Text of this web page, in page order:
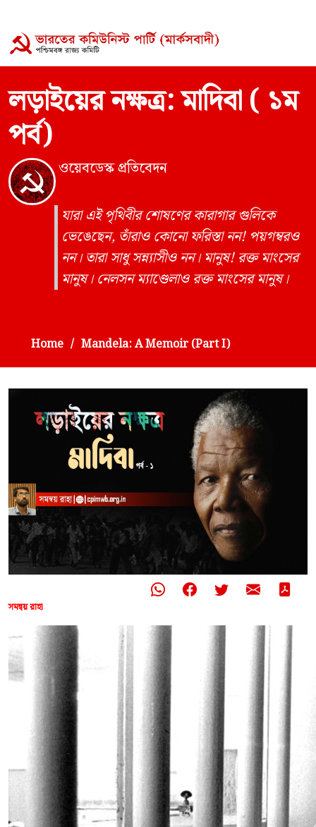
লড়াইয়ের নক্ষত্র: মাদিবা ( ১ম
পর্ব)
ওয়েবডেস্ক প্রতিবেদন
যারা এই পৃথিবীর শোষণের কারাগার গুলিকে
ভেঙেছেন, তাঁরাও কোনো ফরিস্তা নন! পয়গম্বরও
নন। তারা সাধু সন্ন্যাসীও নন। মানুষ! রক্ত মাংসের
মানুষ। নেলসন ম্যাণ্ডেলাও রক্ত মাংসের মানুষ।
Home Mandela: A Memoir (Part I)
সমন্বয় রাহা